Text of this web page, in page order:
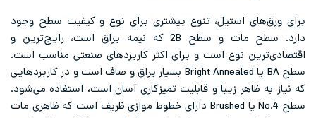
برای ورق‌های استیل، تنوع بیشتری برای نوع و کیفیت سطح وجود
دارد. سطح مات و سطح 2B که نیمه براق است، رایج‌ترین و
اقتصادی‌ترین نوع است و برای اکثر کاربردهای صنعتی مناسب است.
سطح BA یا Bright Annealed بسیار براق و صاف است و در کاربردهایی
که نیاز به ظاهر زیبا و قابلیت تمیزکاری آسان است، استفاده می‌شود.
سطح No.4 یا Brushed دارای خطوط موازی ظریف است که ظاهری مات